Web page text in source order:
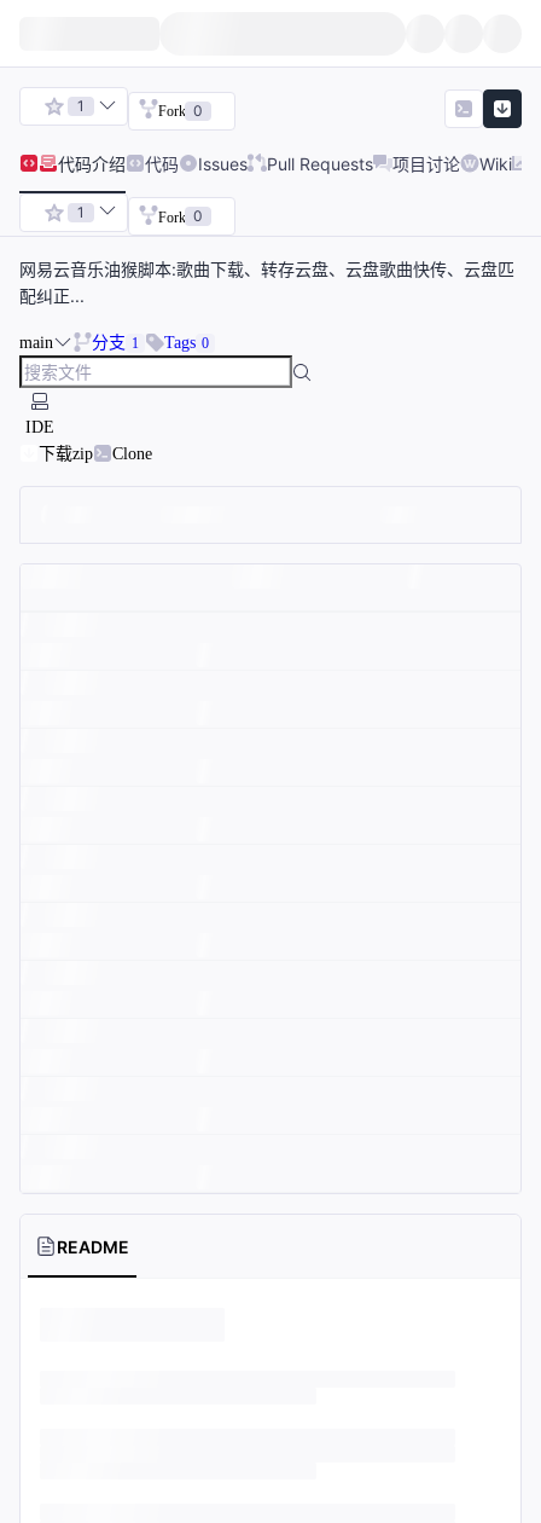
1 Fork 0
代码介绍 代码 Issues Pull Requests 项目讨论 Wiki
1 Fork 0
网易云音乐油猴脚本:歌曲下载、转存云盘、云盘歌曲快传、云盘匹
配纠正...
main 分支 1 Tags 0
IDE
下载zip
Clone
README